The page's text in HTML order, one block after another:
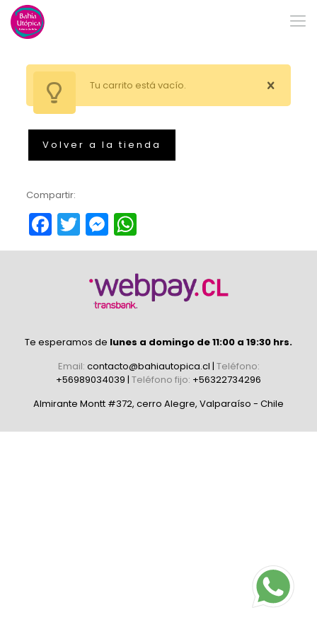
Tu carrito está vacío.
Volver a la tienda
Compartir:
Facebook
TwitterMessenger
WhatsApp
Te esperamos de lunes a domingo de 11:00 a 19:30 hrs.
Email: contacto@bahiautopica.cl | Teléfono:
+56989034039 | Teléfono fijo: +56322734296
Almirante Montt #372, cerro Alegre, Valparaíso - Chile